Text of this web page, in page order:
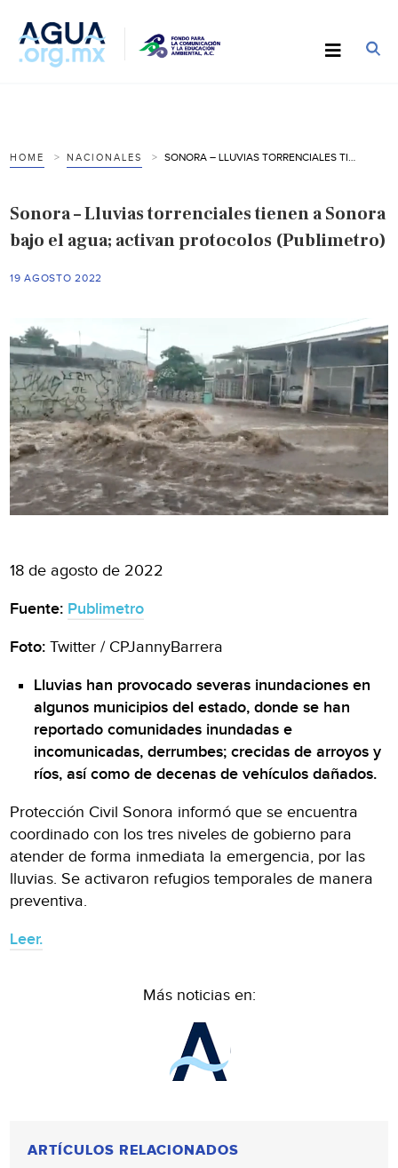
HOME NACIONALES
Sonora – Lluvias torrenciales tienen a Sonora
bajo el agua; activan protocolos (Publimetro)
19 AGOSTO 2022
18 de agosto de 2022
Fuente: Publimetro
Foto:Twitter / CPJannyBarrera
Lluvias han provocado severas inundaciones en
algunos municipios del estado, donde se han
reportado comunidades inundadas e
incomunicadas, derrumbes; crecidas de arroyos y
ríos, así como de decenas de vehículos dañados.
Protección Civil Sonora informó que se encuentra
coordinado con los tres niveles de gobierno para
atender de forma inmediata la emergencia, por las
lluvias. Se activaron refugios temporales de manera
preventiva.
Leer.
Más noticias en:
ARTÍCULOS RELACIONADOS